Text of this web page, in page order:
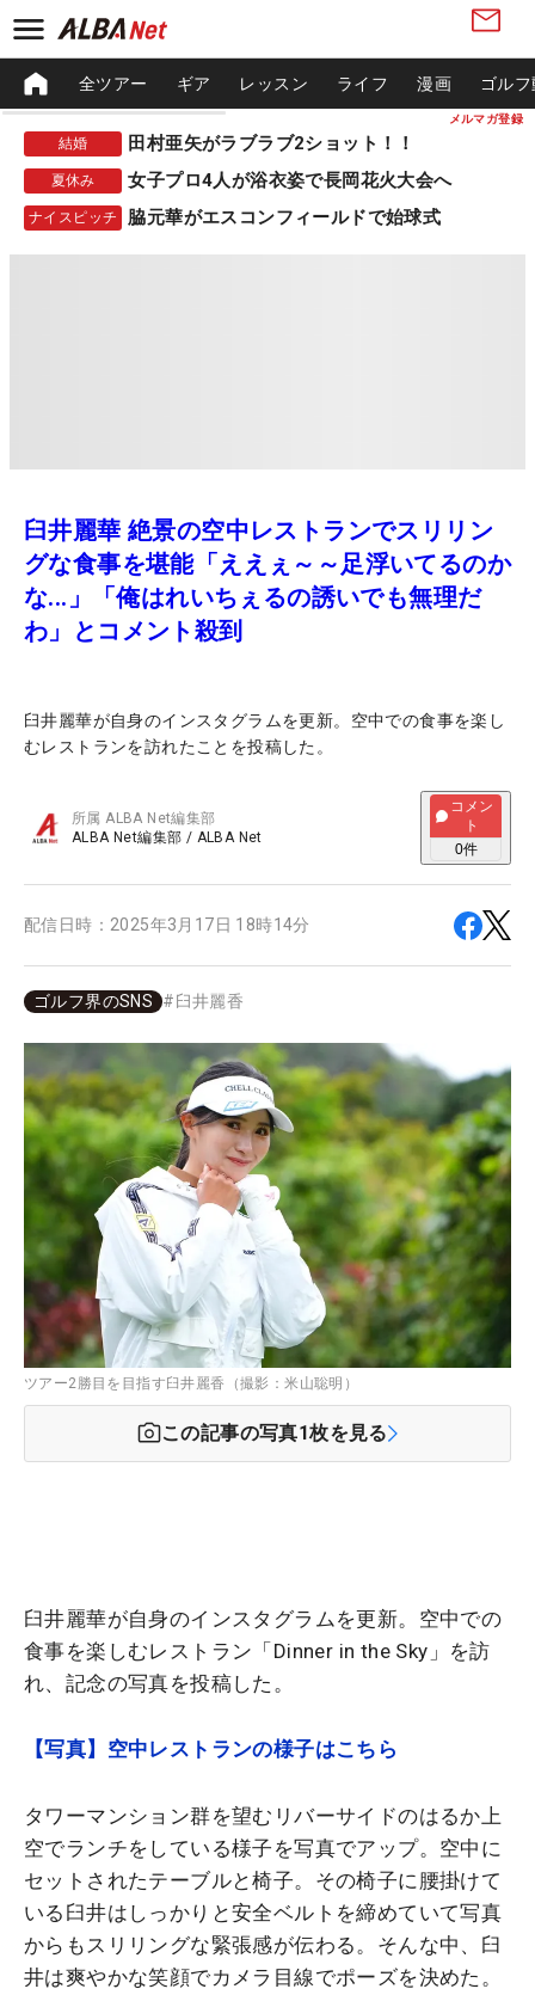
メルマガ登録
全ツアー ギア レッスン ライフ 漫画 ゴル
結婚 田村亜矢がラブラブ2ショット！！
夏休み 女子プロ4人が浴衣姿で長岡花火大会へ
ナイスピッチ 脇元華がエスコンフィールドで始球式
臼井麗華 絶景の空中レストランでスリリン
グな食事を堪能「ええぇ～～足浮いてるのか
な...」「俺はれいちぇるの誘いでも無理だ
わ」とコメント殺到
臼井麗華が自身のインスタグラムを更新。空中での食事を楽し
むレストランを訪れたことを投稿した。
所属ALBA Net編集部
ALBA Net編集部 / ALBA Net
コメン
ト
0件
配信日時： 2025年3月17日 18時14分
ゴルフ界のSNS #臼井麗香
ツアー2勝目を目指す臼井麗香（撮影：米山聡明）
この記事の写真1枚を見る
臼井麗華が自身のインスタグラムを更新。空中での
食事を楽しむレストラン「Dinner in the Sky」を訪
れ、記念の写真を投稿した。
【写真】空中レストランの様子はこちら
タワーマンション群を望むリバーサイドのはるか上
空でランチをしている様子を写真でアップ。空中に
セットされたテーブルと椅子。その椅子に腰掛けて
いる臼井はしっかりと安全ベルトを締めていて写真
からもスリリングな緊張感が伝わる。そんな中、臼
井は爽やかな笑顔でカメラ目線でポーズを決めた。